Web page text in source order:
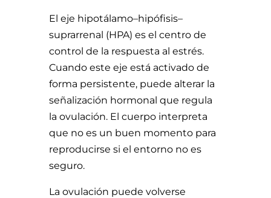
El eje hipotálamo–hipófisis–
suprarrenal (HPA) es el centro de
control de la respuesta al estrés.
Cuando este eje está activado de
forma persistente, puede alterar la
señalización hormonal que regula
la ovulación. El cuerpo interpreta
que no es un buen momento para
reproducirse si el entorno no es
seguro.
La ovulación puede volverse